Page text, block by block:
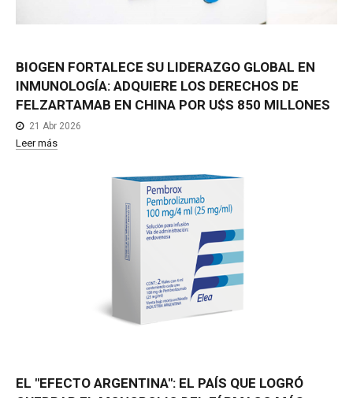
BIOGEN FORTALECE SU LIDERAZGO GLOBAL EN
INMUNOLOGÍA: ADQUIERE LOS DERECHOS DE
FELZARTAMAB EN CHINA POR U$S 850 MILLONES
21 Abr 2026
Leer más
EL "EFECTO ARGENTINA": EL PAÍS QUE LOGRÓ